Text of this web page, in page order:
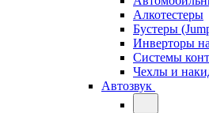
Алкотестеры
Бустеры
Инверторы
Системы
Чехлы и
Автозвук